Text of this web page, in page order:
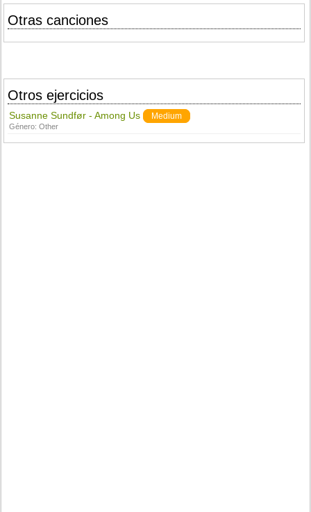
Otras canciones
Otros ejercicios
Susanne Sundfør - Among Us Medium
Género:Other